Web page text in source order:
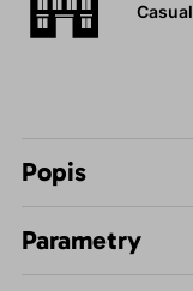
Casual
Popis
Parametry